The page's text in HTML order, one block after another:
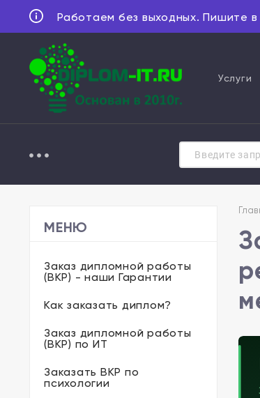
Работаем без выходных. Пишите в
Услуги
МЕНЮ
Заказ дипломной работы
(ВКР) - наши Гарантии
Как заказать диплом?
Заказ дипломной работы
(ВКР) по ИТ
Заказать ВКР по
психологии